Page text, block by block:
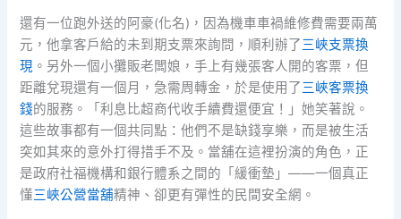
還有一位跑外送的阿豪(化名)，因為機車車禍維修費需要兩萬
元，他拿客戶給的未到期支票來詢問，順利辦了三峽支票換
現 。另外一個小攤販老闆娘，手上有幾張客人開的客票，但
距離兌現還有一個月，急需周轉金，於是使用了三峽客票換
錢的服務。「利息比超商代收手續費還便宜！」她笑著說。
這些故事都有一個共同點：他們不是缺錢享樂，而是被生活
突如其來的意外打得措手不及。當舖在這裡扮演的角色，正
是政府社福機構和銀行體系之間的「緩衝墊」——一個真正
懂三峽公營當舖精神、卻更有彈性的民間安全網。